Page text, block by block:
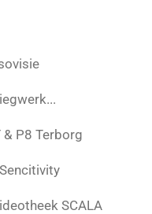
& P8 Terborg
SCALA